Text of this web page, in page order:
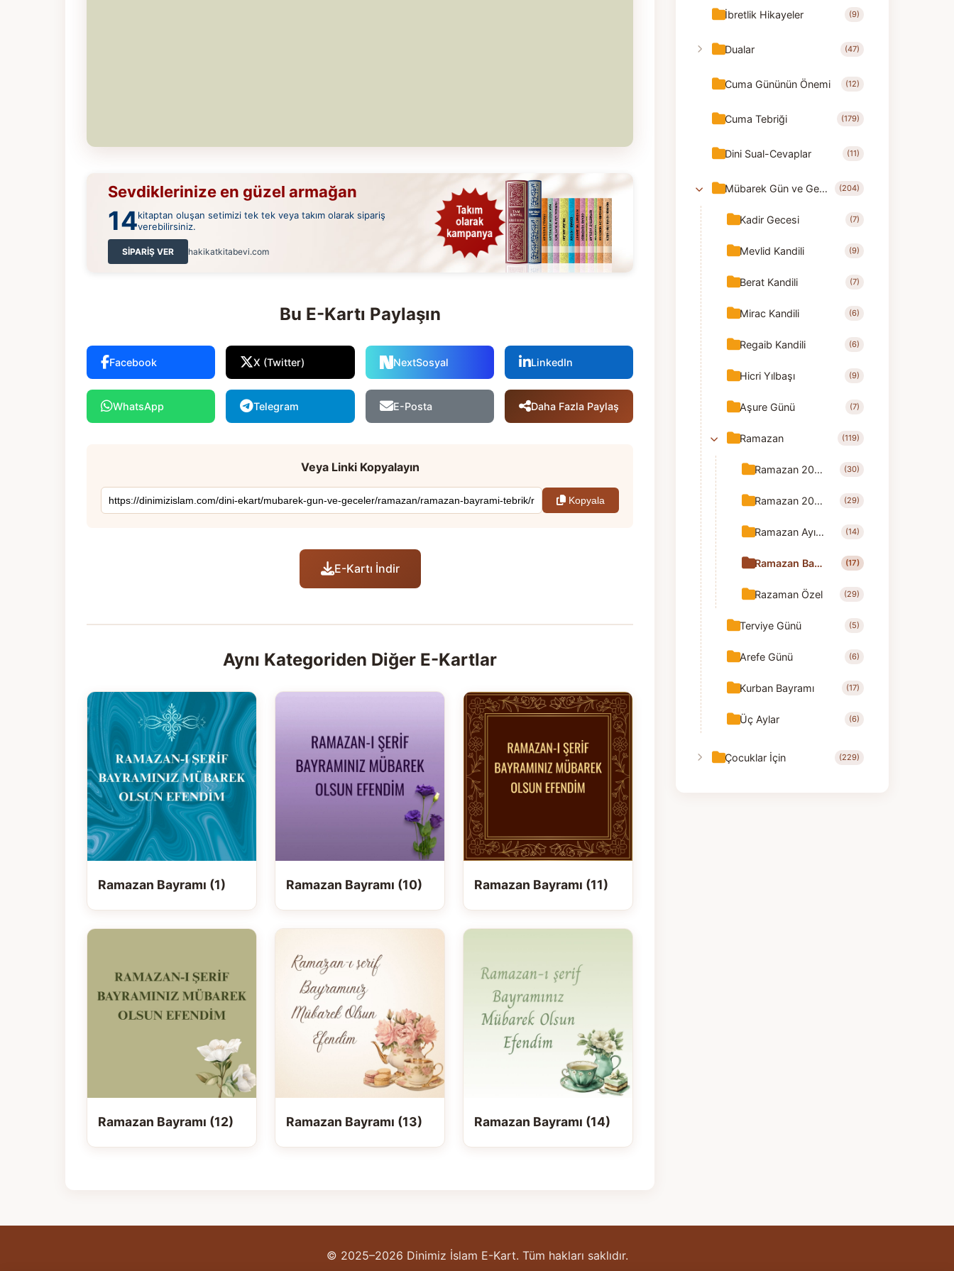
Sevdiklerinize en güzel armağan
14kitaptan oluşan setimizi tek tek veya takım olarak sipariş
verebilirsiniz.
SİPARİŞ VER hakikatkitabevi.com
Bu E-Kartı Paylaşın
Facebook X (Twitter) NextSosyal LinkedIn
WhatsApp Telegram E-Posta Daha Fazla Paylaş
Veya Linki Kopyalayın
Kopyala
E-Kartı İndir
Aynı Kategoriden Diğer E-Kartlar
Ramazan Bayramı (1) Ramazan Bayramı (10) Ramazan Bayramı (11)
Ramazan Bayramı (12) Ramazan Bayramı (13) Ramazan Bayramı (14)
İbretlik Hikayeler (9)
Dualar (47)
Cuma Gününün Önemi (12)
Cuma Tebriği (179)
Dini Sual-Cevaplar (11)
Mübarek Gün ve Geceler (204)
Kadir Gecesi (7)
Mevlid Kandili (9)
Berat Kandili (7)
Mirac Kandili (6)
Regaib Kandili (6)
Hicri Yılbaşı (9)
Aşure Günü (7)
Ramazan (119)
Ramazan 2025 (30)
Ramazan 2026 (29)
Ramazan Ayı Tebrik (14)
Ramazan Bayramı Tebrik (17)
Razaman Özel (29)
Terviye Günü (5)
Arefe Günü (6)
Kurban Bayramı (17)
Üç Aylar (6)
Çocuklar İçin (229)
© 2025–2026 Dinimiz İslam E-Kart. Tüm hakları saklıdır.